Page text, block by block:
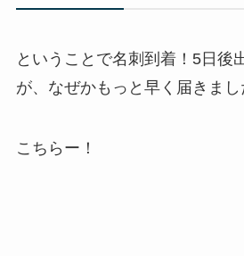
ということで名刺到着！5日後
が、なぜかもっと早く届きまし
こちらー！